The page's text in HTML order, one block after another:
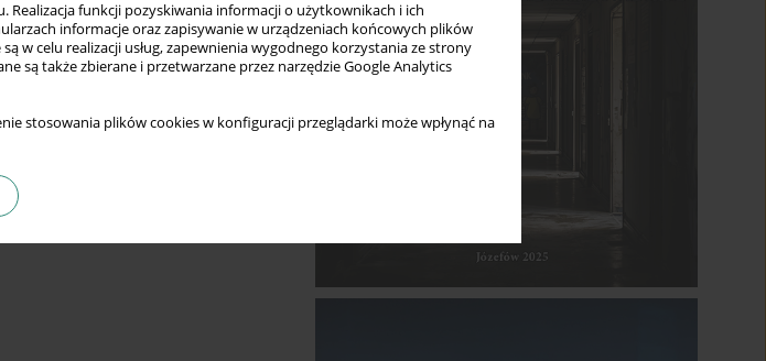
funkcji pozyskiwania informacji o użytkownikach i ich
informacje oraz zapisywanie w urządzeniach końcowych plików
w celu realizacji usług, zapewnienia wygodnego korzystania ze strony
są także zbierane i przetwarzane przez narzędzie Google Analytics
stosowania plików cookies w konfiguracji przeglądarki może wpłynąć na